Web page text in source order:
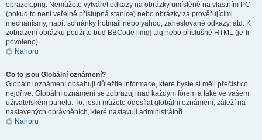
obrazek.png. Nemůžete vytvářet odkazy na obrázky umístěné na vlastním PC
(pokud to není veřejně přístupná stanice) nebo obrázky za prověřujícími
mechanismy, např. schránky hotmail nebo yahoo, zaheslované odkazy, atd. K
zobrazení obrázku použijte buď BBCode [img] tag nebo příslušné HTML (je-li
povoleno).
Nahoru
Co to jsou Globální oznámení?
Globální oznámení obsahují důležité informace, které byste si měli přečíst co
nejdříve. Globální oznámení se zobrazují nad každým fórem a také ve vašem
uživatelském panelu. To, jestli můžete odesílat globální oznámení, záleží na
nastavených oprávněních, které nastavují administrátoři.
Nahoru